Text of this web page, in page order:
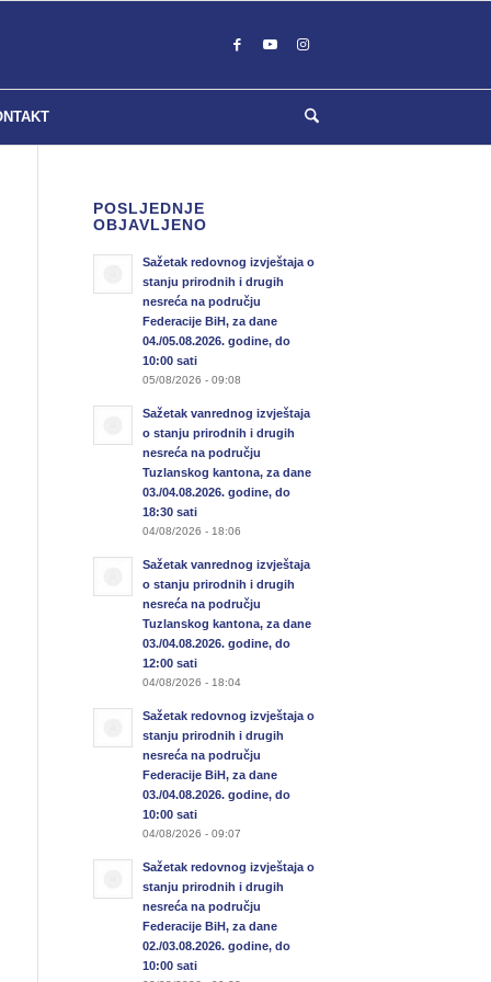
POSLJEDNJE
OBJAVLJENO
Sažetak redovnog izvještaja o
stanju prirodnih i drugih
nesreća na području
Federacije BiH, za dane
04./05.08.2026. godine, do
10:00 sati
05/08/2026 - 09:08
Sažetak vanrednog izvještaja
o stanju prirodnih i drugih
nesreća na području
Tuzlanskog kantona, za dane
03./04.08.2026. godine, do
18:30 sati
04/08/2026 - 18:06
Sažetak vanrednog izvještaja
o stanju prirodnih i drugih
nesreća na području
Tuzlanskog kantona, za dane
03./04.08.2026. godine, do
12:00 sati
04/08/2026 - 18:04
Sažetak redovnog izvještaja o
stanju prirodnih i drugih
nesreća na području
Federacije BiH, za dane
03./04.08.2026. godine, do
10:00 sati
04/08/2026 - 09:07
Sažetak redovnog izvještaja o
stanju prirodnih i drugih
nesreća na području
Federacije BiH, za dane
02./03.08.2026. godine, do
10:00 sati